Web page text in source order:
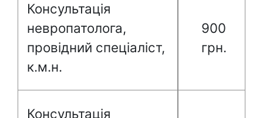
Консультація
невропатолога,
провідний спеціаліст,
к.м.н.
900
грн.
Консультація